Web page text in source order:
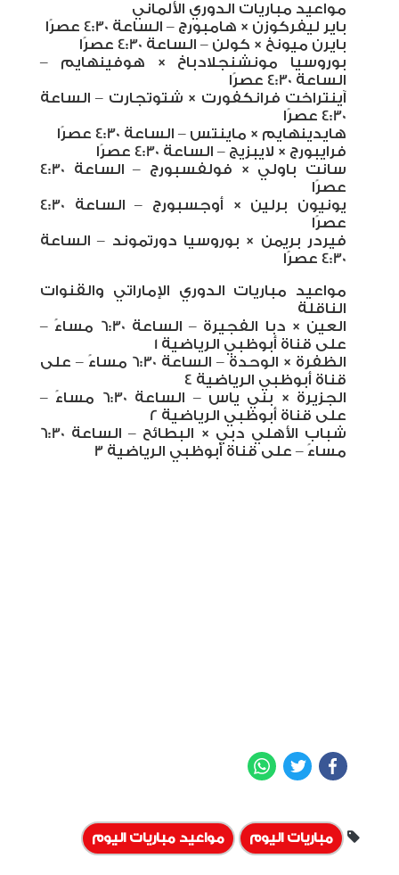
مواعيد مباريات الدوري الألماني
باير ليفركوزن × هامبورج – الساعة 4:30 عصرًا
بايرن ميونخ × كولن – الساعة 4:30 عصرًا
بوروسيا مونشنجلادباخ × هوفينهايم –
الساعة 4:30 عصرًا
آينتراخت فرانكفورت × شتوتجارت – الساعة
4:30 عصرًا
هايدينهايم × ماينتس – الساعة 4:30 عصرًا
فرايبورج × لايبزيج – الساعة 4:30 عصرًا
سانت باولي × فولفسبورج – الساعة 4:30
عصرًا
يونيون برلين × أوجسبورج – الساعة 4:30
عصرًا
فيردر بريمن × بوروسيا دورتموند – الساعة
4:30 عصرًا
مواعيد مباريات الدوري الإماراتي والقنوات
الناقلة
العين × دبا الفجيرة – الساعة 6:30 مساءً –
على قناة أبوظبي الرياضية 1
الظفرة × الوحدة – الساعة 6:30 مساءً – على
قناة أبوظبي الرياضية 4
الجزيرة × بني ياس – الساعة 6:30 مساءً –
على قناة أبوظبي الرياضية 2
شباب الأهلي دبي × البطائح – الساعة 6:30
مساءً – على قناة أبوظبي الرياضية 3
Facebook
Twitter
مباريات اليوم مواعيد مباريات اليوم